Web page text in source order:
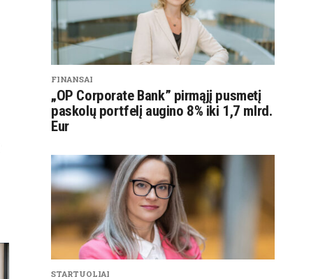
FINANSAI
„OP Corporate Bank” pirmąjį pusmetį
paskolų portfelį augino 8% iki 1,7 mlrd.
Eur
STARTUOLIAI